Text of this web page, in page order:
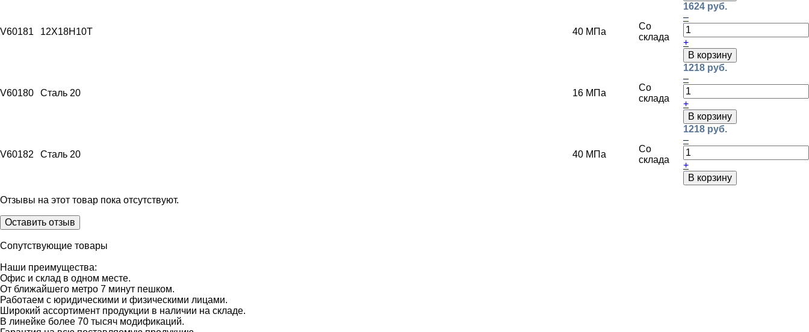
V60181 12Х18Н10Т 40 МПа
Со
склада
1624 руб.
–
+
В корзину
V60180 Сталь 20 16 МПа
Со
склада
1218 руб.
–
+
В корзину
V60182 Сталь 20 40 МПа
Со
склада
1218 руб.
–
+
В корзину
Отзывы на этот товар пока отсутствуют.
Оставить отзыв
Сопутствующие товары
Наши преимущества:
Офис и склад в одном месте.
От ближайшего метро 7 минут пешком.
Работаем с юридическими и физическими лицами.
Широкий ассортимент продукции в наличии на складе.
В линейке более 70 тысяч модификаций.